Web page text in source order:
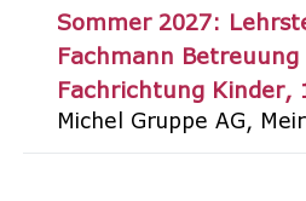
Sommer 2027:
Fachmann Betreuung
Fachrichtung Kinder
Michel Gruppe AG